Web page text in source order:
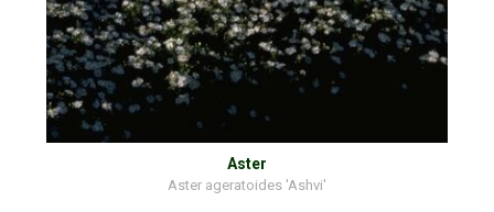
Aster
Aster ageratoides 'Ashvi'